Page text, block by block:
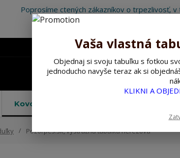
Poprosíme ctených zákazníkov o trpezlivosť,
Kovové výstražné ceduľky
Pozorpes.sk, výstražná tabuľka nerezová
Vaša vlastná
Objednaj si svoju tabuľku s fotkou
jednoducho navyše teraz ak si
KLIKNI A